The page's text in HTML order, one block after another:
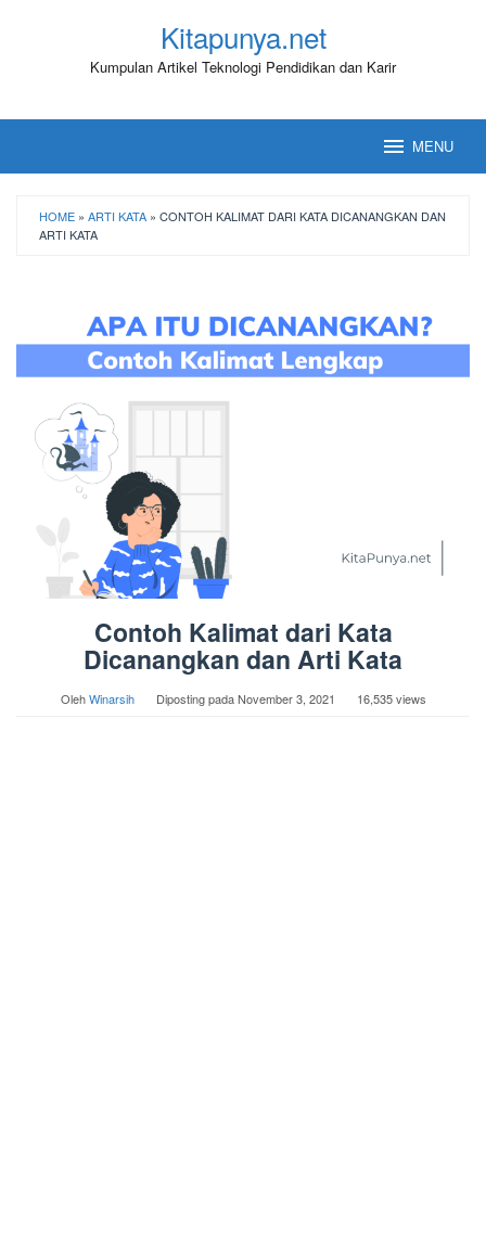
Kitapunya.net
Kumpulan Artikel Teknologi Pendidikan dan Karir
MENU
HOME » ARTI KATA » CONTOH KALIMAT DARI KATA DICANANGKAN DAN
ARTI KATA
Contoh Kalimat dari Kata
Dicanangkan dan Arti Kata
OlehWinarsih Diposting padaNovember 3, 2021 16,535 views